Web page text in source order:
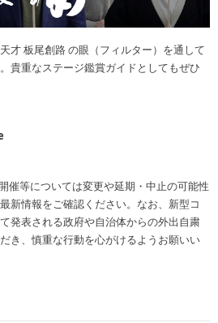
才 板尾創路 の眼（フィルター）を通して
貴重なステージ鑑賞ガイドとしてもぜひ
催等については変更や延期・中止の可能性
新情報をご確認ください。なお、新型コ
発表される政府や自治体からの外出自粛
き、慎重な行動を心がけるようお願いい